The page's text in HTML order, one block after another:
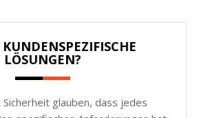
LÖSUNGEN?
Sicherheit glauben, dass jedes